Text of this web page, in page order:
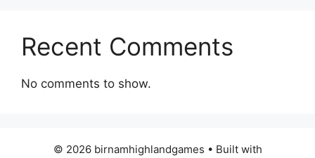
Recent Comments
No comments to show.
© 2026 birnamhighlandgames • Built with